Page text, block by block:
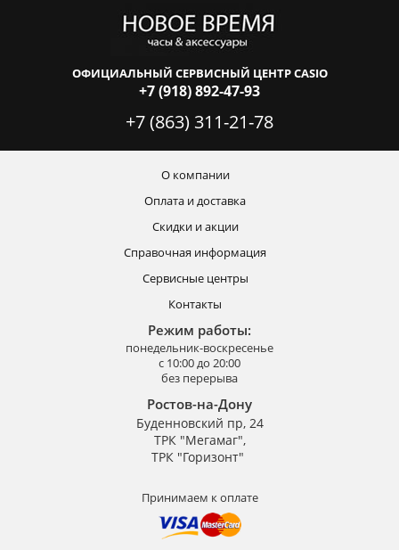
ОФИЦИАЛЬНЫЙ СЕРВИСНЫЙ ЦЕНТР CASIO
+7 (918) 892-47-93
+7 (863) 311-21-78
О компании
Оплата и доставка
Скидки и акции
Справочная информация
Сервисные центры
Контакты
Режим работы:
понедельник-воскресенье
с 10:00 до 20:00
без перерыва
Ростов-на-Дону
Буденновский пр, 24
ТРК "Мегамаг",
ТРК "Горизонт"
Принимаем к оплате